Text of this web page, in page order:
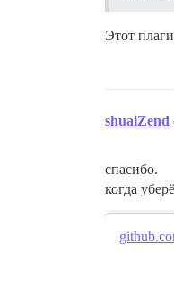
Этот
shuaiZend
спасибо.
когда